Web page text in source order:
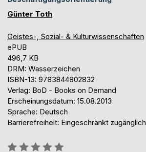
Günter Toth
Geistes-, Sozial- & Kulturwissenschaften
ePUB
496,7 KB
DRM: Wasserzeichen
ISBN-13: 9783844802832
Verlag: BoD - Books on Demand
Erscheinungsdatum: 15.08.2013
Sprache: Deutsch
Barrierefreiheit: Eingeschränkt zugänglich
Bewertung::